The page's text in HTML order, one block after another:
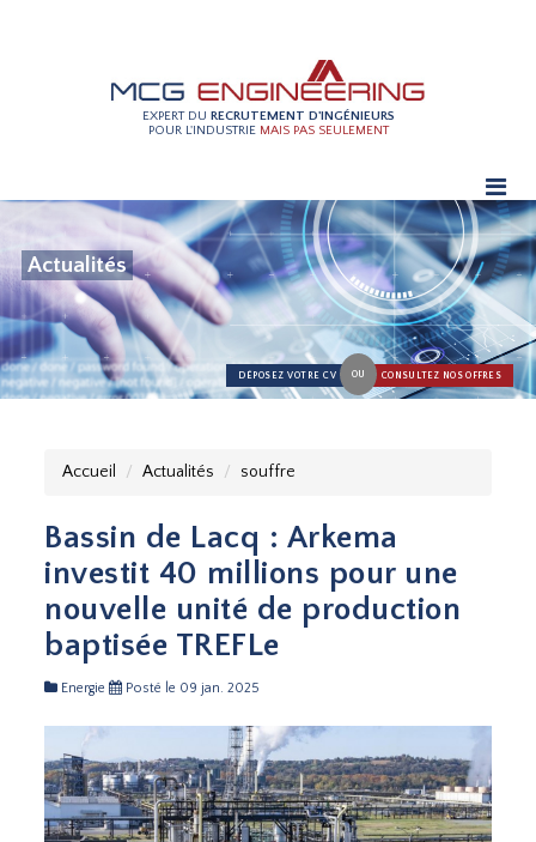
EXPERT DU RECRUTEMENT D'INGÉNIEURS
POUR L'INDUSTRIE MAIS PAS SEULEMENT
Actualités
DÉPOSEZ VOTRE CV OU CONSULTEZ NOS OFFRES
Accueil Actualités souffre
Bassin de Lacq : Arkema
investit 40 millions pour une
nouvelle unité de production
baptisée TREFLe
Energie Posté le 09 jan. 2025